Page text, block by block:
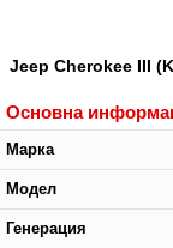
Jeep Cherokee III
Основна
Марка
Модел
Генерация